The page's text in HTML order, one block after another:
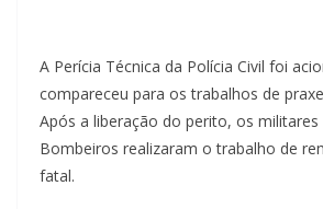
A Perícia Técnica da Polícia Civil foi
compareceu para os trabalhos de
Após a liberação do perito, os
Bombeiros realizaram o trabalho de
fatal.